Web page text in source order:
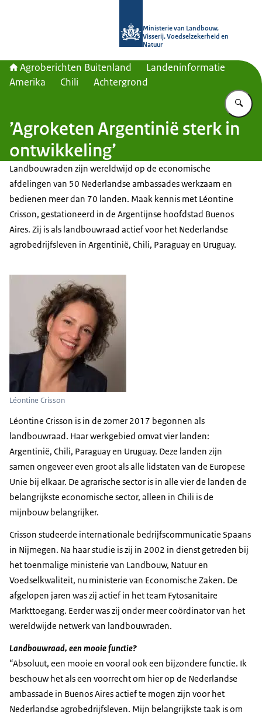
Ministerie van Landbouw,
Visserij, Voedselzekerheid en
Natuur
Agroberichten Buitenland
Landeninformatie
Amerika
Chili Achtergrond
’Agroketen Argentinië sterk in
ontwikkeling’
Landbouwraden zijn wereldwijd op de economische
afdelingen van 50 Nederlandse ambassades werkzaam en
bedienen meer dan 70 landen. Maak kennis met Léontine
Crisson, gestationeerd in de Argentijnse hoofdstad Buenos
Aires. Zij is als landbouwraad actief voor het Nederlandse
agrobedrijfsleven in Argentinië, Chili, Paraguay en Uruguay.
Léontine Crisson
Léontine Crisson is in de zomer 2017 begonnen als
landbouwraad. Haar werkgebied omvat vier landen:
Argentinië, Chili, Paraguay en Uruguay. Deze landen zijn
samen ongeveer even groot als alle lidstaten van de Europese
Unie bij elkaar. De agrarische sector is in alle vier de landen de
belangrijkste economische sector, alleen in Chili is de
mijnbouw belangrijker.
Crisson studeerde internationale bedrijfscommunicatie Spaans
in Nijmegen. Na haar studie is zij in 2002 in dienst getreden bij
het toenmalige ministerie van Landbouw, Natuur en
Voedselkwaliteit, nu ministerie van Economische Zaken. De
afgelopen jaren was zij actief in het team Fytosanitaire
Markttoegang. Eerder was zij onder meer coördinator van het
wereldwijde netwerk van landbouwraden.
Landbouwraad, een mooie functie?
“Absoluut, een mooie en vooral ook een bijzondere functie. Ik
beschouw het als een voorrecht om hier op de Nederlandse
ambassade in Buenos Aires actief te mogen zijn voor het
Nederlandse agrobedrijfsleven. Mijn belangrijkste taak is om